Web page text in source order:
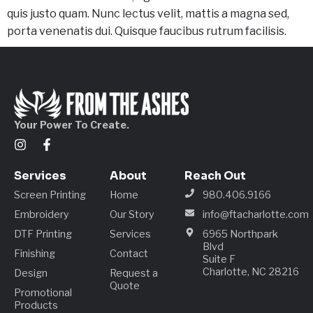
quis justo quam. Nunc lectus velit, mattis a magna sed,
porta venenatis dui. Quisque faucibus rutrum facilisis.
Your Power To Create.
About
Home
Our Story
Services
Contact
Request a
Quote
Services
Screen Printing
Embroidery
DTF Printing
Finishing
Design
Promotional
Products
Reach Out
980.406.9166
info@ftacharlotte.com
6965 Northpark
Blvd
Suite F
Charlotte, NC 28216